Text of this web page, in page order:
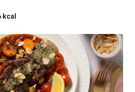
kcal